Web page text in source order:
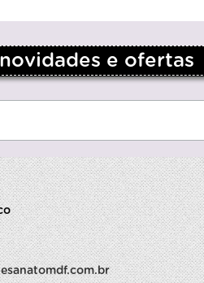
e ofertas